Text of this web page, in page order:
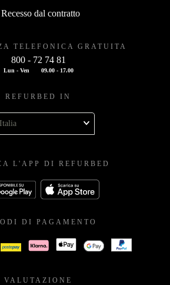
Recesso dal contratto
TELEFONICA GRATUITA
800 - 72 74 81
Lun - Ven 09.00 - 17.00
REFURBED IN
Italia
L'APP DI REFURBED
DI PAGAMENTO
VALUTAZIONE